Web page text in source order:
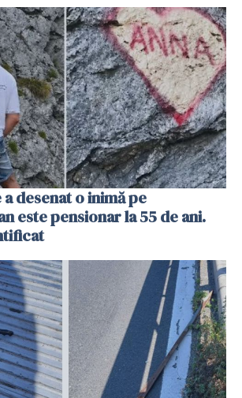
desenat o inimă pe
este pensionar la 55 de ani.